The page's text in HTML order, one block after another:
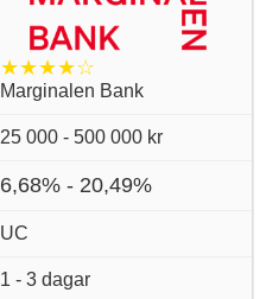
★★★★☆
Marginalen Bank
25 000 - 500 000 kr
6,68% - 20,49%
UC
1 - 3 dagar